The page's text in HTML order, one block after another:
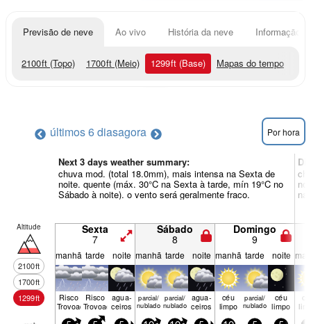
Previsão de neve Ao vivo História da neve Informação
2100ft (Topo) 1700ft (Meio) 1299ft (Base) Mapas do tempo
últimos 6 diasagora Por hora
Next 3 days weather summary:
chuva mod. (total 18.0mm), mais intensa na Sexta de
noite. quente (máx. 30°C na Sexta à tarde, mín 19°C no
Sábado à noite). o vento será geralmente fraco. na
Altitude
2100ft
1700ft
1299ft
Sexta
7
Sábado
8
Domingo
9
manhã tarde noite manhã tarde noite manhã tarde noite
Risco
Trovoada
Risco
Trovoada
agua­
ceiros
parcial/
nublado
parcial/
nublado
agua­
ceiros
céu
limpo
parcial/
nublado
céu
limpo